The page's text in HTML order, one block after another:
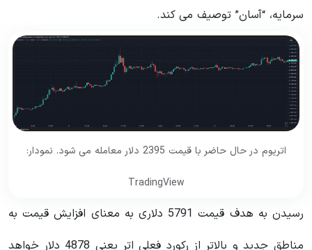
سرمایه، “آسان” توصیف می کند.
اتریوم در حال حاضر با قیمت 2395 دلار معامله می شود. نمودار:
TradingView
رسیدن به هدف قیمت 5791 دلاری به معنای افزایش قیمت به
مناطق جدید و بالاتر از رکورد فعلی اتر یعنی 4878 دلار خواهد